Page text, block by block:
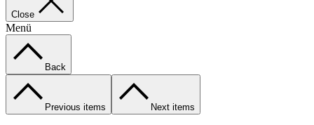
Close
Menü
Back
Previous items Next items